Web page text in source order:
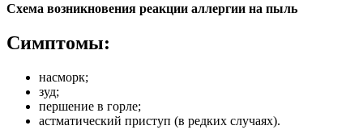
Схема возникновения реакции аллергии на пыль
Симптомы:
насморк;
зуд;
першение в горле;
астматический приступ (в редких случаях).